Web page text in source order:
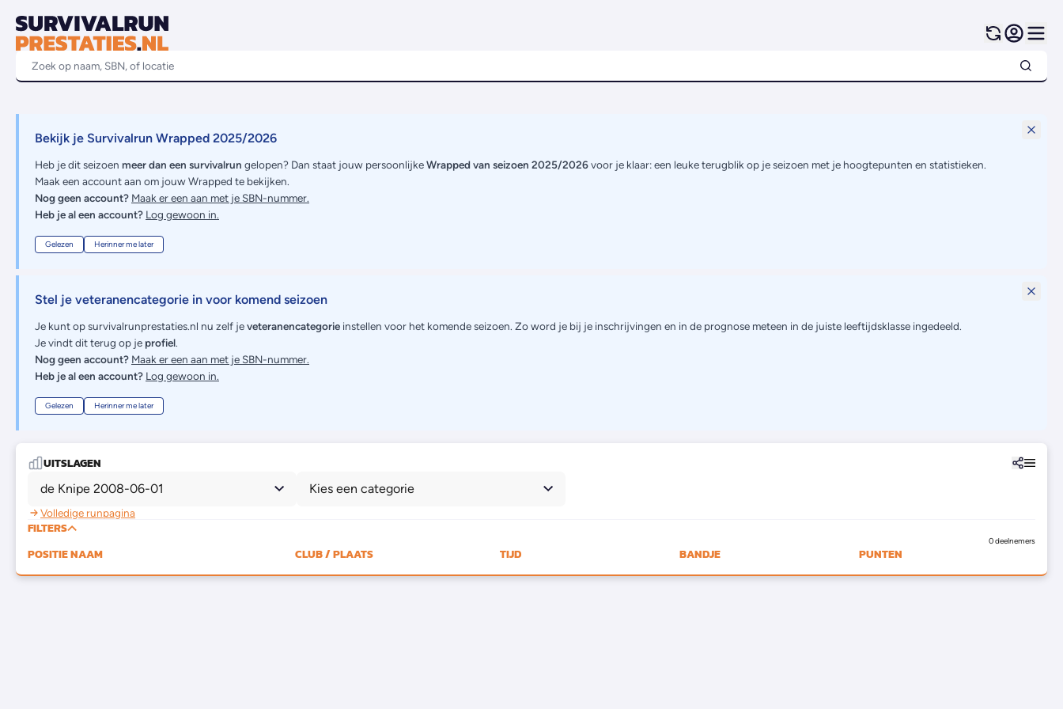
Bekijk je Survivalrun Wrapped 2025/2026
Heb je dit seizoen meer dan een survivalrun gelopen? Dan staat jouw persoonlijkeWrapped van seizoen 2025/2026voor je klaar: een leuke terugblik op je seizoen met je hoogtepunten en statistieken.
Maak een account aan om jouw Wrapped te bekijken.
Nog geen account? Maak er een aan met je SBN-nummer.
Heb je al een account? Log gewoon in.
Gelezen Herinner me later
Stel je veteranencategorie in voor komend seizoen
Je kunt op survivalrunprestaties.nl nu zelf jeveteranencategorie instellen voor het komende seizoen. Zo word je bij je inschrijvingen en in de prognose meteen in de juiste leeftijdsklasse ingedeeld.
Je vindt dit terug op je profiel.
Nog geen account? Maak er een aan met je SBN-nummer.
Heb je al een account? Log gewoon in.
Gelezen Herinner me later
UITSLAGEN
de Knipe 2008-06-01 Kies een categorie
Volledige runpagina
FILTERS
0 deelnemers
POSITIENAAM CLUB / PLAATS TIJD BANDJE PUNTEN